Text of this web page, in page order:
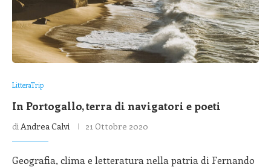
LitteraTrip
In Portogallo, terra di navigatori e poeti
diAndrea Calvi 21 Ottobre 2020
Geografia, clima e letteratura nella patria di Fernando